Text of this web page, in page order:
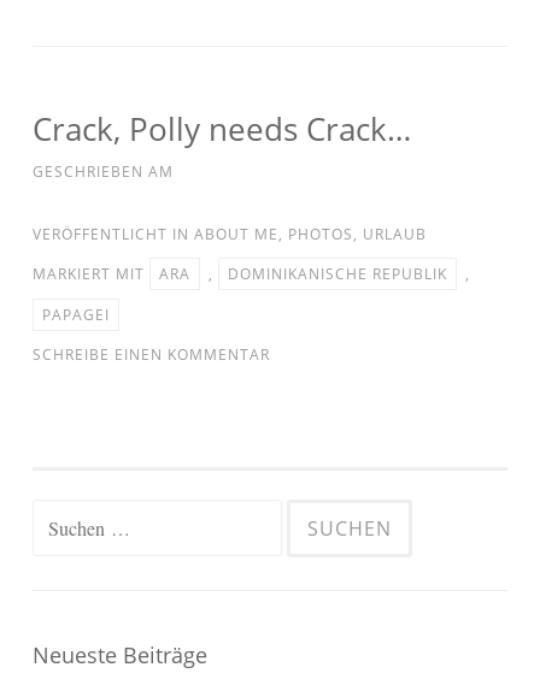
Crack, Polly needs Crack…
GESCHRIEBEN AM
VERÖFFENTLICHT IN ABOUT ME, PHOTOS, URLAUB
MARKIERT MIT
ARA , DOMINIKANISCHE REPUBLIK
,
PAPAGEI
SCHREIBE EINEN KOMMENTAR
Suchen
Neueste Beiträge